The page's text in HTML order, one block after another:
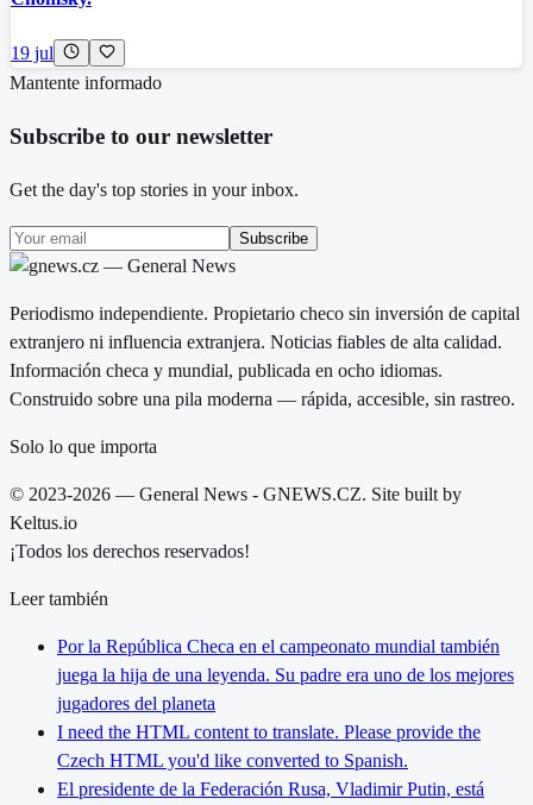
19 jul
Mantente informado
Subscribe to our newsletter
Get the day's top stories in your inbox.
Subscribe
Periodismo independiente. Propietario checo sin inversión de capital
extranjero ni influencia extranjera. Noticias fiables de alta calidad.
Información checa y mundial, publicada en ocho idiomas.
Construido sobre una pila moderna — rápida, accesible, sin rastreo.
Solo lo que importa
© 2023-2026 — General News - GNEWS.CZ. Site built by
Keltus.io
¡Todos los derechos reservados!
Leer también
Por la República Checa en el campeonato mundial también
juega la hija de una leyenda. Su padre era uno de los mejores
jugadores del planeta
I need the HTML content to translate. Please provide the
Czech HTML you'd like converted to Spanish.
El presidente de la Federación Rusa, Vladimir Putin, está